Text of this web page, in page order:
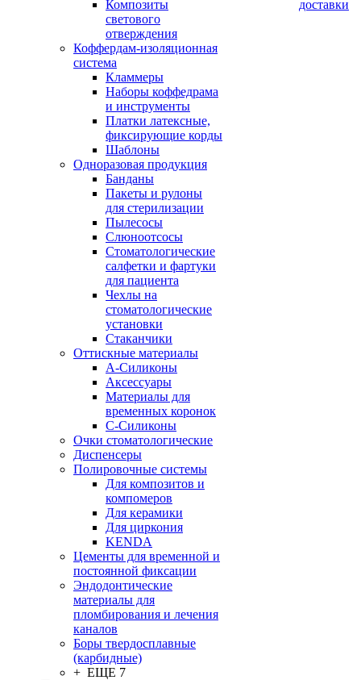
Композиты
светового
отверждения
Коффердам-изоляционная
система
Кламмеры
Наборы коффедрама
и инструменты
Платки латексные,
фиксирующие корды
Шаблоны
Одноразовая продукция
Банданы
Пакеты и рулоны
для стерилизации
Пылесосы
Слюноотсосы
Стоматологические
салфетки и фартуки
для пациента
Чехлы на
стоматологические
установки
Стаканчики
Оттискные материалы
А-Силиконы
Аксессуары
Материалы для
временных коронок
С-Силиконы
Очки стоматологические
Диспенсеры
Полировочные системы
Для композитов и
компомеров
Для керамики
Для циркония
KENDA
Цементы для временной и
постоянной фиксации
Эндодонтические
материалы для
пломбирования и лечения
каналов
Боры твердосплавные
(карбидные)
+ ЕЩЕ 7
доставки